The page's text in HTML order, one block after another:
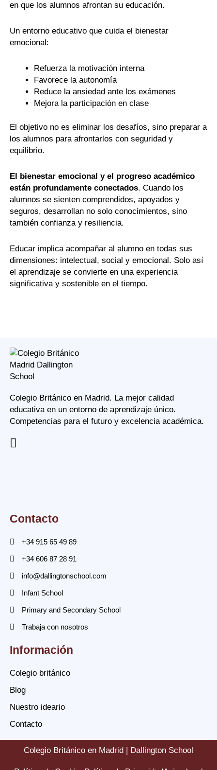
en que los alumnos afrontan su educación.
Un entorno educativo que cuida el bienestar
emocional:
Refuerza la motivación interna
Favorece la autonomía
Reduce la ansiedad ante los exámenes
Mejora la participación en clase
El objetivo no es eliminar los desafíos, sino preparar a
los alumnos para afrontarlos con seguridad y
equilibrio.
El bienestar emocional y el progreso académico
están profundamente conectados. Cuando los
alumnos se sienten comprendidos, apoyados y
seguros, desarrollan no solo conocimientos, sino
también confianza y resiliencia.
Educar implica acompañar al alumno en todas sus
dimensiones: intelectual, social y emocional. Solo así
el aprendizaje se convierte en una experiencia
significativa y sostenible en el tiempo.
Colegio Británico en Madrid. La mejor calidad
educativa en un entorno de aprendizaje único.
Competencias para el futuro y excelencia académica.
Contacto
+34 915 65 49 89
+34 606 87 28 91
info@dallingtonschool.com
Infant School
Primary and Secondary School
Trabaja con nosotros
Información
Colegio británico
Blog
Nuestro ideario
Contacto
Colegio Británico en Madrid | Dallington School